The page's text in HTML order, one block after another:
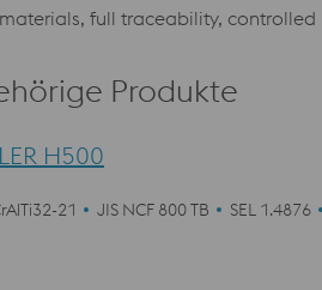
full traceability,
Produkte
H500
21 JIS NCF 800 TB SEL 1.4876